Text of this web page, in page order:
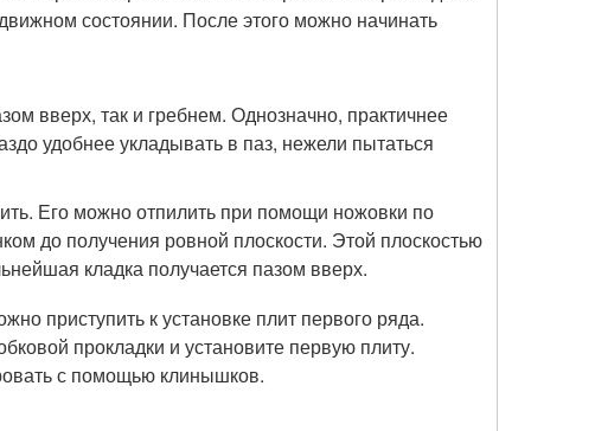
состоянии. После этого можно начинать
вверх, так и гребнем. Однозначно, практичнее
удобнее укладывать в паз, нежели пытаться
Его можно отпилить при помощи ножовки по
до получения ровной плоскости. Этой плоскостью
кладка получается пазом вверх.
приступить к установке плит первого ряда.
прокладки и установите первую плиту.
с помощью клинышков.